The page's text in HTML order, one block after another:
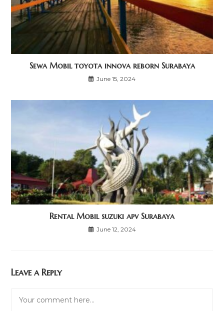
Sewa Mobil toyota innova reborn Surabaya
June 15, 2024
Rental Mobil suzuki apv Surabaya
June 12, 2024
Leave a Reply